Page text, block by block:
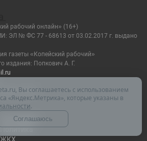
Экономика
Политика
рабочий онлайн» (16+)
ЭЛ № ФС 77 - 68613 от 03.02.2017 г. выдано
газеты «Копейский рабочий»
издания: Попкович А. Г.
до 18:00
Вы соглашаетесь с использованием
«Яндекс.Метрика», которые указаны в
.
Соглашаюсь